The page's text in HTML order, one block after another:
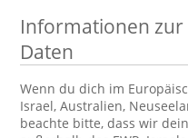
Informationen
Daten
Wenn du dich im
Israel, Australien,
beachte bitte, dass wir